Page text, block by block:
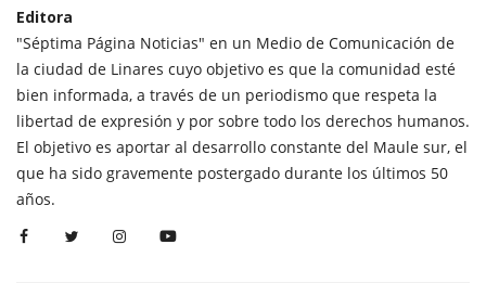
Editora
"Séptima Página Noticias" en un Medio de Comunicación de
la ciudad de Linares cuyo objetivo es que la comunidad esté
bien informada, a través de un periodismo que respeta la
libertad de expresión y por sobre todo los derechos humanos.
El objetivo es aportar al desarrollo constante del Maule sur, el
que ha sido gravemente postergado durante los últimos 50
años.